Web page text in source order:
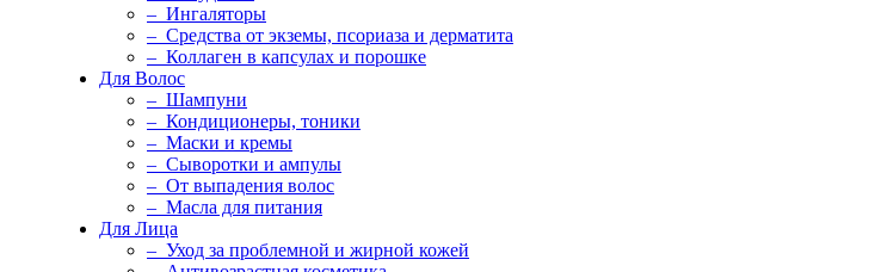
– Ингаляторы
– Средства от экземы, псориаза и дерматита
– Коллаген в капсулах и порошке
Для Волос
– Шампуни
– Кондиционеры, тоники
– Маски и кремы
– Сыворотки и ампулы
– От выпадения волос
– Масла для питания
Для Лица
– Уход за проблемной и жирной кожей